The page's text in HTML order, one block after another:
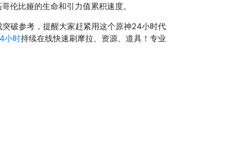
比娅的生命和引力值累积速度。
破参考，提醒大家赶紧用这个原神24小时代
小时持续在线快速刷摩拉、资源、道具！专业